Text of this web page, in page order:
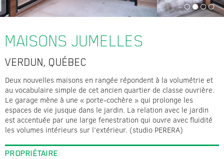
MAISONS JUMELLES
VERDUN, QUÉBEC
Deux nouvelles maisons en rangée répondent à la volumétrie et
au vocabulaire simple de cet ancien quartier de classe ouvrière.
Le garage mène à une « porte-cochère » qui prolonge les
espaces de vie jusque dans le jardin. La relation avec le jardin
est accentuée par une large fenestration qui ouvre avec fluidité
les volumes intérieurs sur l’extérieur. (studio PERERA)
PROPRIÉTAIRE